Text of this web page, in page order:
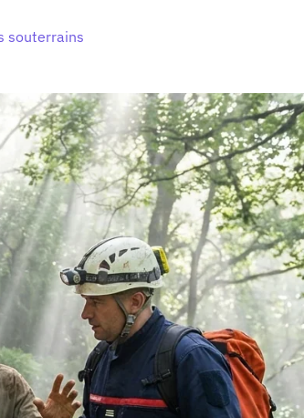
souterrains